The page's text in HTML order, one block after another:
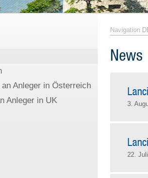
Anleger in Österreich
Anleger in UK
Navigation
News
3.
22.